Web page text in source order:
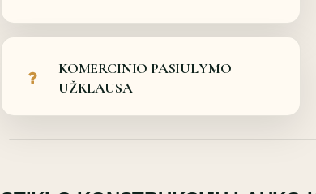
KOMERCINIO PASIŪLYMO
UŽKLAUSA